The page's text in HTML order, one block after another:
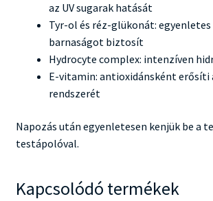
az UV sugarak hatását
Tyr-ol és réz-glükonát:
barnaságot biztosít
Hydrocyte complex: intenzíven
E-vitamin: antioxidánsként erősíti
rendszerét
Napozás után egyenletesen kenjük be a
testápolóval.
Kapcsolódó termékek